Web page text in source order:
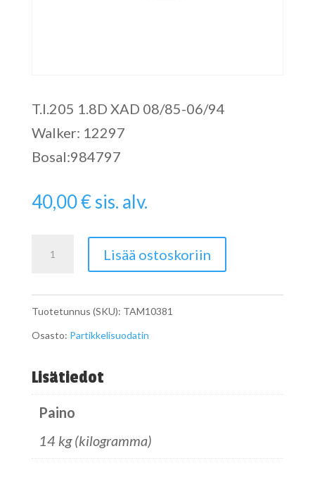
T.I.205 1.8D XAD 08/85-06/94
Walker: 12297
Bosal:984797
40,00€sis. alv.
Lisää ostoskoriin
Tuotetunnus (SKU): TAM10381
Osasto: Partikkelisuodatin
Lisätiedot
Paino
14 kg (kilogramma)